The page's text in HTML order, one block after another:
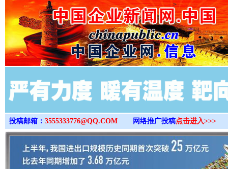
>
投稿邮箱： 3555333776@QQ.COM 网络推广投稿点击进入>>>